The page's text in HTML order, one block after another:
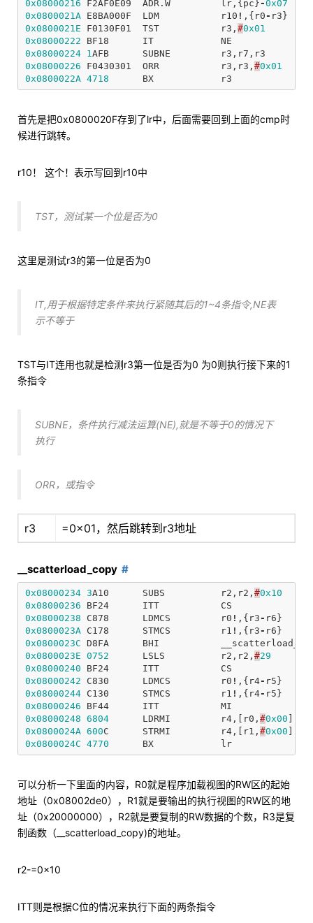
0x08000216 F2AF0E09 ADR . W lr ,{ pc } -0x07
0x0800021A E8BA000F LDM r10 ! ,{ r0 - r3 }
0x0800021E
F0130F01 TST r3 , #0x01
0x08000222
BF18 IT
NE
0x08000224 1AFB SUBNE r3 , r7 , r3
0x08000226
F0430301 ORR r3 , r3 , #0x01
0x0800022A 4718 BX r3
首先是把0x0800020F存到了lr中，后面需要回到上面的cmp时
候进行跳转。
r10！ 这个！表示写回到r10中
TST，测试某一个位是否为0
这里是测试r3的第一位是否为0
IT,用于根据特定条件来执行紧随其后的1~4条指令,NE表
示不等于
TST与IT连用也就是检测r3第一位是否为0 为0则执行接下来的1
条指令
SUBNE，条件执行减法运算(NE),就是不等于0的情况下
执行
ORR，或指令
r3 =0x01，然后跳转到r3地址
__scatterload_copy
0x08000234 3A10 SUBS r2 , r2 , #0x10
0x08000236
BF24 ITT
CS
0x08000238
C878 LDMCS r0 ! ,{ r3 - r6 }
0x0800023A C178 STMCS r1 ! ,{ r3 - r6 }
0x0800023C D8FA BHI
0x0800023E 0752 LSLS r2 , r2 , #29
0x08000240
BF24 ITT
CS
0x08000242
C830 LDMCS r0 ! ,{ r4- r5 }
0x08000244 C130 STMCS r1 ! ,{ r4- r5 }
0x08000246
BF44 ITT
MI
0x08000248 6804 LDRMI r4 ,[ r0 , #0x00
0x0800024A 600C STRMI r4 ,[ r1 , #0x00
0x0800024C 4770 BX lr
可以分析一下里面的内容，R0就是程序加载视图的RW区的起始
地址（0x08002de0），R1就是要输出的执行视图的RW区的地
址（0x20000000），R2就是要复制的RW数据的个数，R3是复
制函数（__scatterload_copy)的地址。
r2-=0x10
ITT则是根据C位的情况来执行下面的两条指令